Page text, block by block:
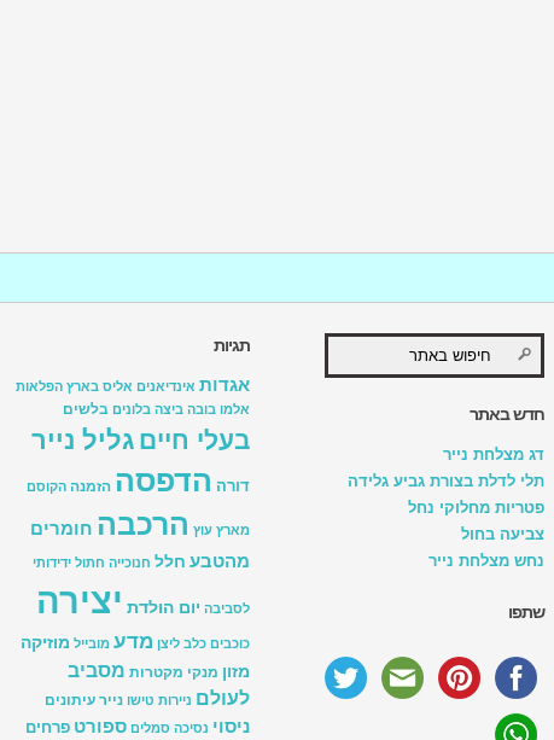
תגיות
אגדות אינדיאנים אליס בארץ הפלאות
אלמו בובה ביצה בלונים בלשים
בעלי חיים גליל נייר
דורה הדפסה הזמנה הקוסם
מארץ עוץ הרכבה חומרים
מהטבע חלל חנוכייה חתול ידידותי
לסביבה יום הולדת יצירה
כוכבים כלב ליצן מדע מובייל מוזיקה
מזון מנקי מקטרות מסביב
לעולם ניירות טישו נייר עיתונים
ניסוי נסיכה סמלים ספורט פרחים
חדש באתר
דג מצלחת נייר
תלי לדלת בצורת גביע גלידה
פטריות מחלוקי נחל
צביעה בחול
נחש מצלחת נייר
שתפו